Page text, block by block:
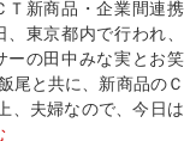
新商品・企業間連携
東京都内で行われ、
ーの田中みな実とお笑
と共に、新商品のＣ
、夫婦なので、今日は